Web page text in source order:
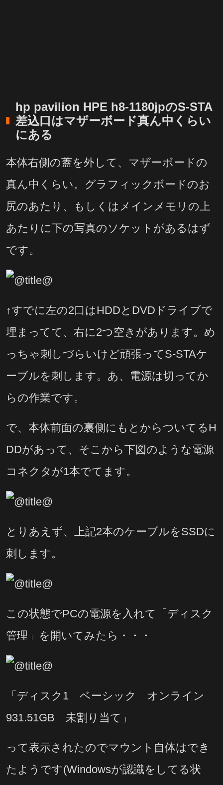
hp pavilion HPE h8-1180jpのS-STA
差込口はマザーボード真ん中くらい
にある
本体右側の蓋を外して、マザーボードの
真ん中くらい。グラフィックボードのお
尻のあたり、もしくはメインメモリの上
あたりに下の写真のソケットがあるはず
です。
↑すでに左の2口はHDDとDVDドライブで
埋まってて、右に2つ空きがあります。め
っちゃ刺しづらいけど頑張ってS-STAケ
ーブルを刺します。あ、電源は切ってか
らの作業です。
で、本体前面の裏側にもとからついてるH
DDがあって、そこから下図のような電源
コネクタが1本でてます。
とりあえず、上記2本のケーブルをSSDに
刺します。
この状態でPCの電源を入れて「ディスク
管理」を開いてみたら・・・
「ディスク1 ベーシック オンライン
931.51GB 未割り当て」
って表示されたのでマウント自体はでき
たようです(Windowsが認識をしてる状